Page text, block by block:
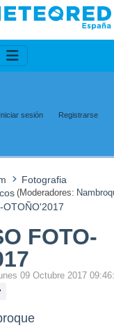
Iniciar sesión Registrarse
Fotografia
(Moderadores:
OTOÑO'2017
FOTO-
09 Octubre 2017